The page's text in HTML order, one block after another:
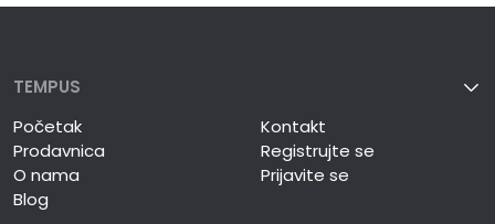
TEMPUS
Početak
Prodavnica
O nama
Blog
Kontakt
Registrujte se
Prijavite se